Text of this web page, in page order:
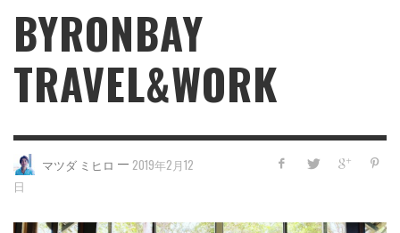
BYRONBAY
TRAVEL&WORK
マツダ ミヒロ — 2019年2月12
日